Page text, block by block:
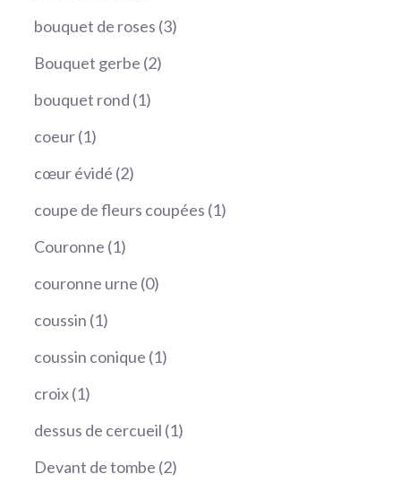
produits
bouquet de roses 33
Bouquet gerbe 22
bouquet rond 11
coeur 11
produit
cœur évidé 22
produits
coupe de fleurs coupées 11
Couronne 11
produit
couronne urne 00
coussin 11
produit
coussin conique 11
croix 11
produit
dessus de cercueil 11
Devant de tombe 22